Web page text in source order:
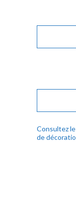
Consultez
de